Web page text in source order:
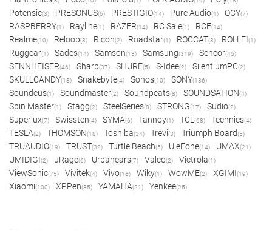
Potensic(3) PRESONUS(6) PRESTIGIO(14) Pure Audio(1) QCY(7)
RASPBERRY(1) Rayline(1) RAZER(14) RC Sale(1) RCF(14)
Realme(10) Reloop(3) Ricoh(2) Roadstar(1) ROCCAT(3) ROLLEI(1)
Ruggear(1) Sades(14) Samson(13) Samsung(319) Sencor(45)
SENNHEISER(46) Sharp(37) SHURE(5) S-Idee(2) SilentiumPC(2)
SKULLCANDY(18) Snakebyte(4) Sonos(10) SONY(136)
Soundeus(1) Soundmaster(2) Soundpeats(8) SOUNDSATION(4)
Spin Master(1) Stagg(2) SteelSeries(8) STRONG(17) Sudio(2)
Superlux(7) Swissten(4) SYMA(6) Tannoy(1) TCL (68) Technics(4)
TESLA(2) THOMSON(18) Toshiba(34) Trevi(3) Triumph Board(5)
TRUAUDIO(19) TRUST(32) Turtle Beach(5) UleFone(14) UMAX(21)
UMIDIGI(2) uRage(6) Urbanears(7) Valco(2) Victrola(1)
ViewSonic(75) Vivitek(4) Vivo(16) Wiky(1) WowME(2) XGIMI(19)
Xiaomi(100) XPPen(35) YAMAHA(21) Yenkee(25)